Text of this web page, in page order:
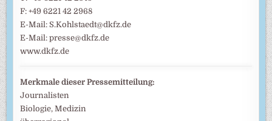
F: +49 6221 42 2968
E-Mail: S.Kohlstaedt@dkfz.de
E-Mail: presse@dkfz.de
www.dkfz.de
Merkmale dieser Pressemitteilung:
Journalisten
Biologie, Medizin